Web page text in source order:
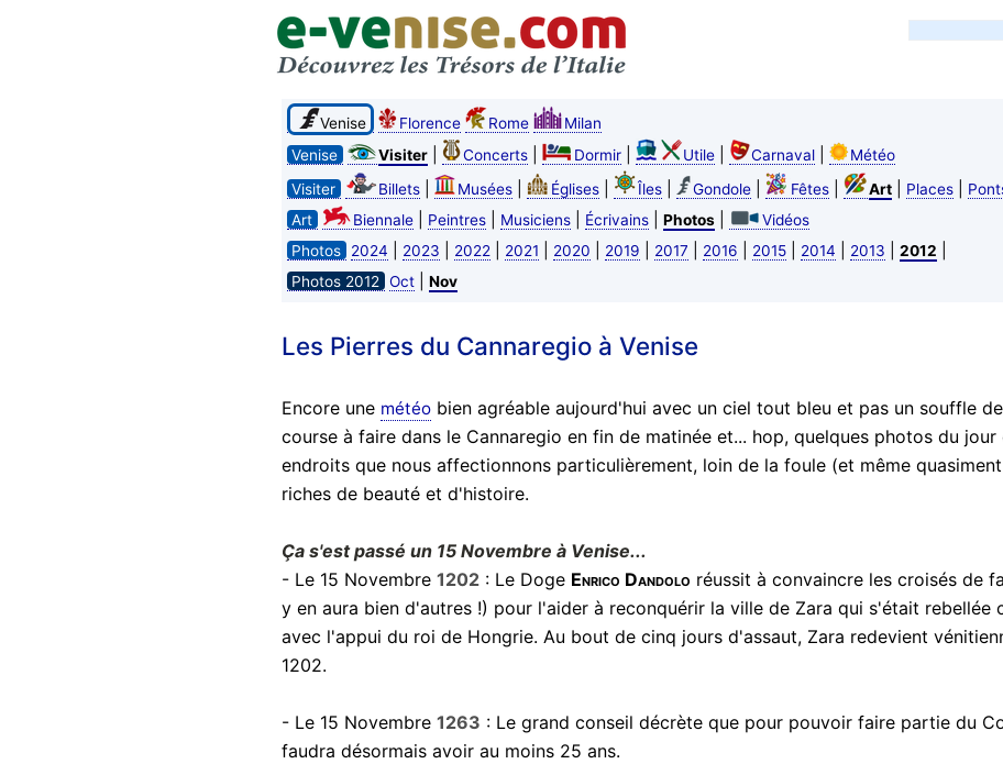
Venise Florence Rome
Milan
Venise
Visiter| Concerts| Dormir| Utile| Carnaval|
Météo
Visiter
Billets| Musées| Églises| Îles| Gondole| Fêtes| Art| Places|
Art
Biennale| Peintres| Musiciens| Écrivains| Photos|
Vidéos
Photos
2024 2023 2022 2021 2020 2019 2017 2016 2015| 2014 2013 2012
Photos 2012 Oct| Nov
Les Pierres du Cannaregio à Venise
Encore une météobien agréable aujourd'hui avec un ciel tout bleu et pas un souffle
course à faire dans le Cannaregio en fin de matinée et... hop, quelques photos du jour
endroits que nous affectionnons particulièrement, loin de la foule (et même
riches de beauté et d'histoire.
Ça s'est passé un 15 Novembre à Venise...
- Le 15 Novembre 1202: Le Doge Enrico Dandolo réussit à convaincre les croisés de
y en aura bien d'autres !) pour l'aider à reconquérir la ville de Zara qui s'était rebellée
avec l'appui du roi de Hongrie. Au bout de cinq jours d'assaut, Zara redevient
1202.
- Le 15 Novembre 1263 : Le grand conseil décrète que pour pouvoir faire partie du
faudra désormais avoir au moins 25 ans.